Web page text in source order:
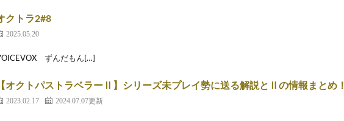
クトラ2#8
2025.05.20
ずんだもん[…]
【オクトパストラベラーⅡ】シリーズ未プレイ勢に送る解説とⅡの情報まとめ！
2023.02.17 2024.07.07更新